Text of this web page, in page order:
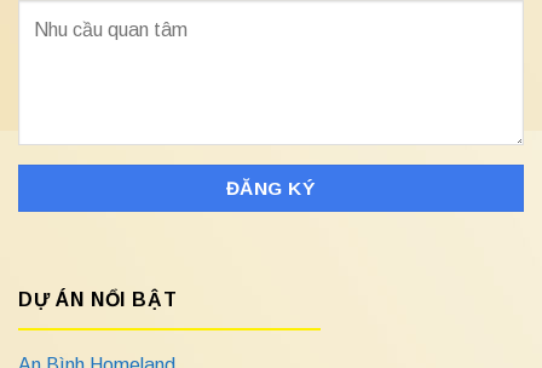
DỰ ÁN NỔI BẬT